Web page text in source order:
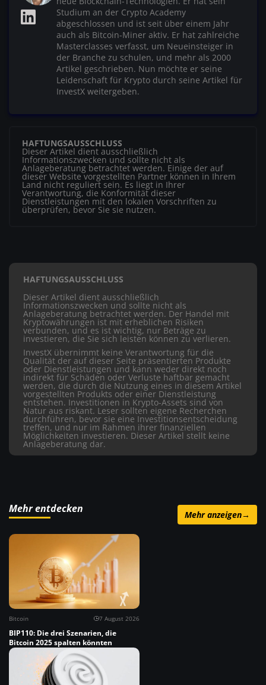
Studium an der Crypto Academy
abgeschlossen und ist seit über einem Jahr
auch als Bitcoin-Miner aktiv. Er hat zahlreiche
Masterclasses verfasst, um Neueinsteiger in
der Branche zu schulen, und mehr als 2000
Artikel geschrieben. Nun möchte er seine
Leidenschaft für Krypto durch seine Artikel für
InvestX weitergeben.
HAFTUNGSAUSSCHLUSS
Dieser Artikel dient ausschließlich
Informationszwecken und sollte nicht als
Anlageberatung betrachtet werden. Einige der auf
dieser Website vorgestellten Partner können in Ihrem
Land nicht reguliert sein. Es liegt in Ihrer
Verantwortung, die Konformität dieser
Dienstleistungen mit den lokalen Vorschriften zu
überprüfen, bevor Sie sie nutzen.
HAFTUNGSAUSSCHLUSS
Dieser Artikel dient ausschließlich
Informationszwecken und sollte nicht als
Anlageberatung betrachtet werden. Der Handel mit
Kryptowährungen ist mit erheblichen Risiken
verbunden, und es ist wichtig, nur Beträge zu
investieren, die Sie sich leisten können zu verlieren.
InvestX übernimmt keine Verantwortung für die
Qualität der auf dieser Seite präsentierten Produkte
oder Dienstleistungen und kann weder direkt noch
indirekt für Schäden oder Verluste haftbar gemacht
werden, die durch die Nutzung eines in diesem Artikel
vorgestellten Produkts oder einer Dienstleistung
entstehen. Investitionen in Krypto-Assets sind von
Natur aus riskant. Leser sollten eigene Recherchen
durchführen, bevor sie eine Investitionsentscheidung
treffen, und nur im Rahmen ihrer finanziellen
Möglichkeiten investieren. Dieser Artikel stellt keine
Anlageberatung dar.
Mehr entdecken Mehr anzeigen→
Bitcoin 7 August 2026
BIP110: Die drei Szenarien, die
Bitcoin 2025 spalten könnten